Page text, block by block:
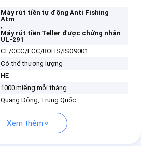
Máy rút tiền tự động Anti Fishing
Atm
,
Máy rút tiền Teller được chứng nhận
UL-291
CE/CCC/FCC/ROHS/ISO9001
Có thể thương lượng
HE
1000 miếng mỗi tháng
Quảng Đông, Trung Quốc
Xem thêm